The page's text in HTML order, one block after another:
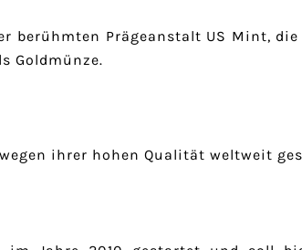
berühmten Prägeanstalt US Mint,
Goldmünze.
ihrer hohen Qualität weltweit